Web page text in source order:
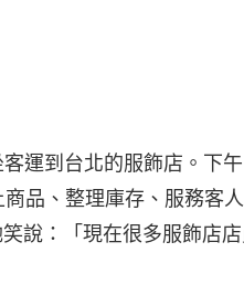
運到台北的服飾店。下
品、整理庫存、服務客
說：「現在很多服飾店